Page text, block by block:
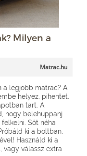
Milyen a
Matrac.hu
a legjobb matrac? A
helyez, pihentet.
tart. A
hogy belehuppanj
Sőt néha
ki a boltban,
Használd ki a
vagy válassz extra